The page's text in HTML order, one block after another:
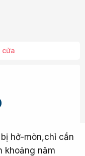
cửa
hở-mòn,chỉ cần
khoảng năm